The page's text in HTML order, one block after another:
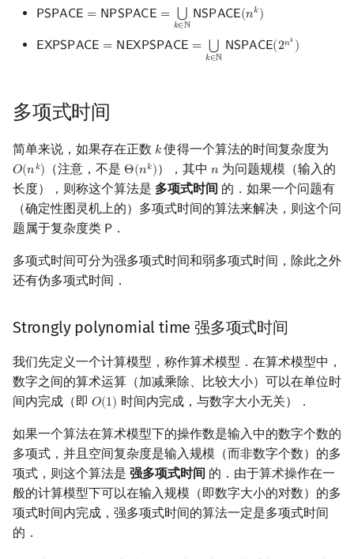
𝖯𝖲𝖯𝖠𝖢𝖤 = 𝖭𝖯𝖲𝖯𝖠𝖢𝖤 = ⋃
𝑘∈ℕ
𝖭𝖲𝖯𝖠𝖢𝖤(𝑛𝑘)
PSPACE= NPSPACE=⋃k ∈NNSPACE(nk)
𝖤𝖷𝖯𝖲𝖯𝖠𝖢𝖤 = 𝖭𝖤𝖷𝖯𝖲𝖯𝖠𝖢𝖤 = ⋃
𝑘∈ℕ
𝖭𝖲𝖯𝖠𝖢𝖤(2𝑛𝑘 )
EXPSPACE= NEXPSPACE=⋃k∈N NSPACE(2nk)
多项式时间
简单来说，如果存在正数 𝑘
k使得一个算法的时间复杂度为
𝑂(𝑛𝑘)
O(nk) （注意，不是 Θ(𝑛𝑘)
Θ(nk) ），其中𝑛
n 为问题规模（输入的
长度），则称这个算法是 多项式时间 的．如果一个问题有
（确定性图灵机上的）多项式时间的算法来解决，则这个问
题属于复杂度类 𝖯
P ．
多项式时间可分为强多项式时间和弱多项式时间，除此之外
还有伪多项式时间．
Strongly polynomial time 强多项式时间
我们先定义一个计算模型，称作算术模型．在算术模型中，
数字之间的算术运算（加减乘除、比较大小）可以在单位时
间内完成（即 𝑂(1)
O(1) 时间内完成，与数字大小无关）．
如果一个算法在算术模型下的操作数是输入中的数字个数的
多项式，并且空间复杂度是输入规模（而非数字个数）的多
项式，则这个算法是 强多项式时间 的．由于算术操作在一
般的计算模型下可以在输入规模（即数字大小的对数）的多
项式时间内完成，强多项式时间的算法一定是多项式时间
的．